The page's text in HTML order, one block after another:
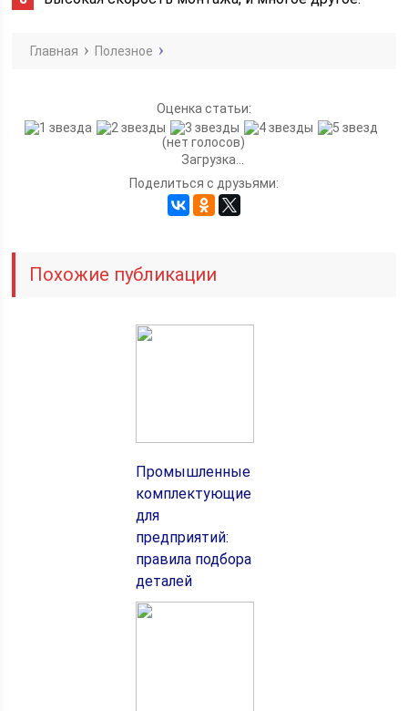
Главная Полезное
Оценка статьи:
(нет голосов)
Загрузка...
Поделиться с друзьями:
Похожие публикации
Промышленные
комплектующие
для
предприятий:
правила подбора
деталей